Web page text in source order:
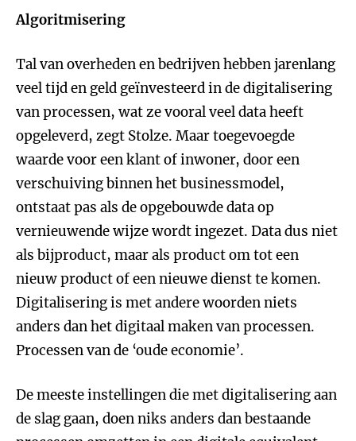
Algoritmisering
Tal van overheden en bedrijven hebben jarenlang
veel tijd en geld geïnvesteerd in de digitalisering
van processen, wat ze vooral veel data heeft
opgeleverd, zegt Stolze. Maar toegevoegde
waarde voor een klant of inwoner, door een
verschuiving binnen het businessmodel,
ontstaat pas als de opgebouwde data op
vernieuwende wijze wordt ingezet. Data dus niet
als bijproduct, maar als product om tot een
nieuw product of een nieuwe dienst te komen.
Digitalisering is met andere woorden niets
anders dan het digitaal maken van processen.
Processen van de ‘oude economie’.
De meeste instellingen die met digitalisering aan
de slag gaan, doen niks anders dan bestaande